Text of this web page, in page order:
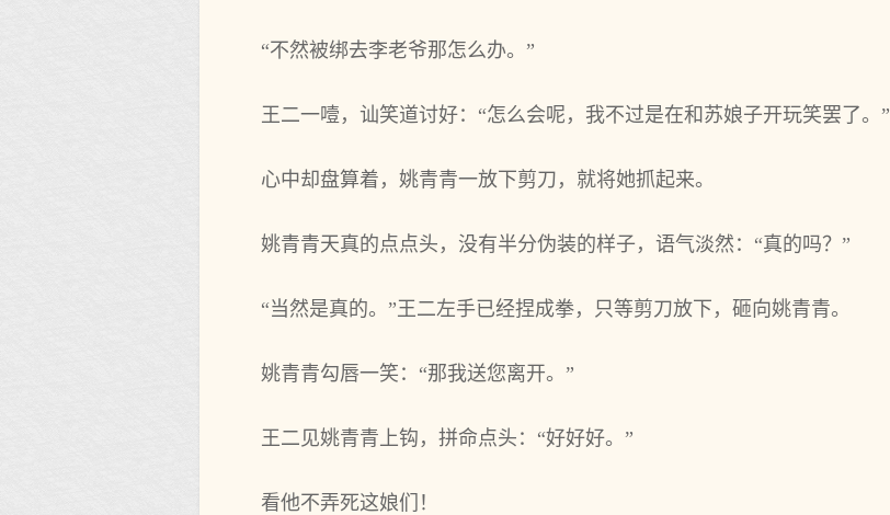
“不然被绑去李老爷那怎么办。”
王二一噎，讪笑道讨好：“怎么会呢，我不过是在和苏娘子开玩笑罢了。”
心中却盘算着，姚青青一放下剪刀，就将她抓起来。
姚青青天真的点点头，没有半分伪装的样子，语气淡然：“真的吗？”
“当然是真的。”王二左手已经捏成拳，只等剪刀放下，砸向姚青青。
姚青青勾唇一笑：“那我送您离开。”
王二见姚青青上钩，拼命点头：“好好好。”
看他不弄死这娘们！